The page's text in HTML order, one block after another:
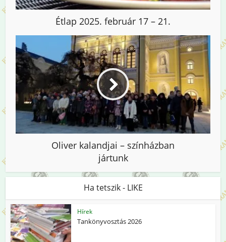
Étlap 2025. február 17 – 21.
Oliver kalandjai – színházban
jártunk
Ha tetszik - LIKE
Hírek
Tankönyvosztás 2026